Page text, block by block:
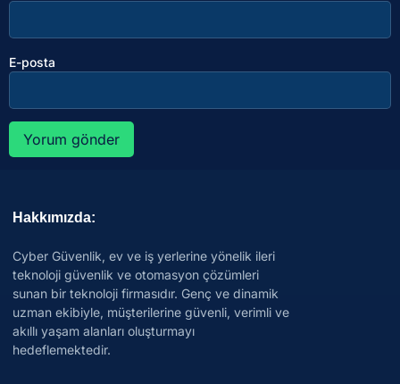
E-posta
Hakkımızda:
Cyber Güvenlik, ev ve iş yerlerine yönelik ileri
teknoloji güvenlik ve otomasyon çözümleri
sunan bir teknoloji firmasıdır. Genç ve dinamik
uzman ekibiyle, müşterilerine güvenli, verimli ve
akıllı yaşam alanları oluşturmayı
hedeflemektedir.